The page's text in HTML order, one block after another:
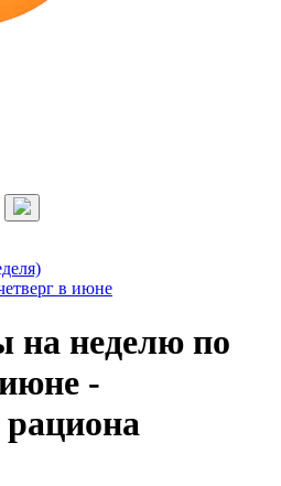
в июне
на неделю по
-